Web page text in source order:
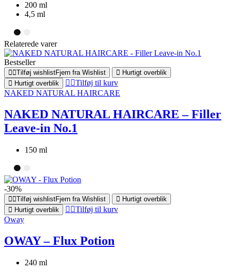
200 ml
4,5 ml
Relaterede varer
Bestseller
Tilføj wishlistFjern fra Wishlist
Hurtigt overblik
Hurtigt overblik
Tilføj til kurv
NAKED NATURAL HAIRCARE
NAKED NATURAL HAIRCARE – Filler
Leave-in No.1
150 ml
-30%
Tilføj wishlistFjern fra Wishlist
Hurtigt overblik
Hurtigt overblik
Tilføj til kurv
Oway
OWAY – Flux Potion
240 ml